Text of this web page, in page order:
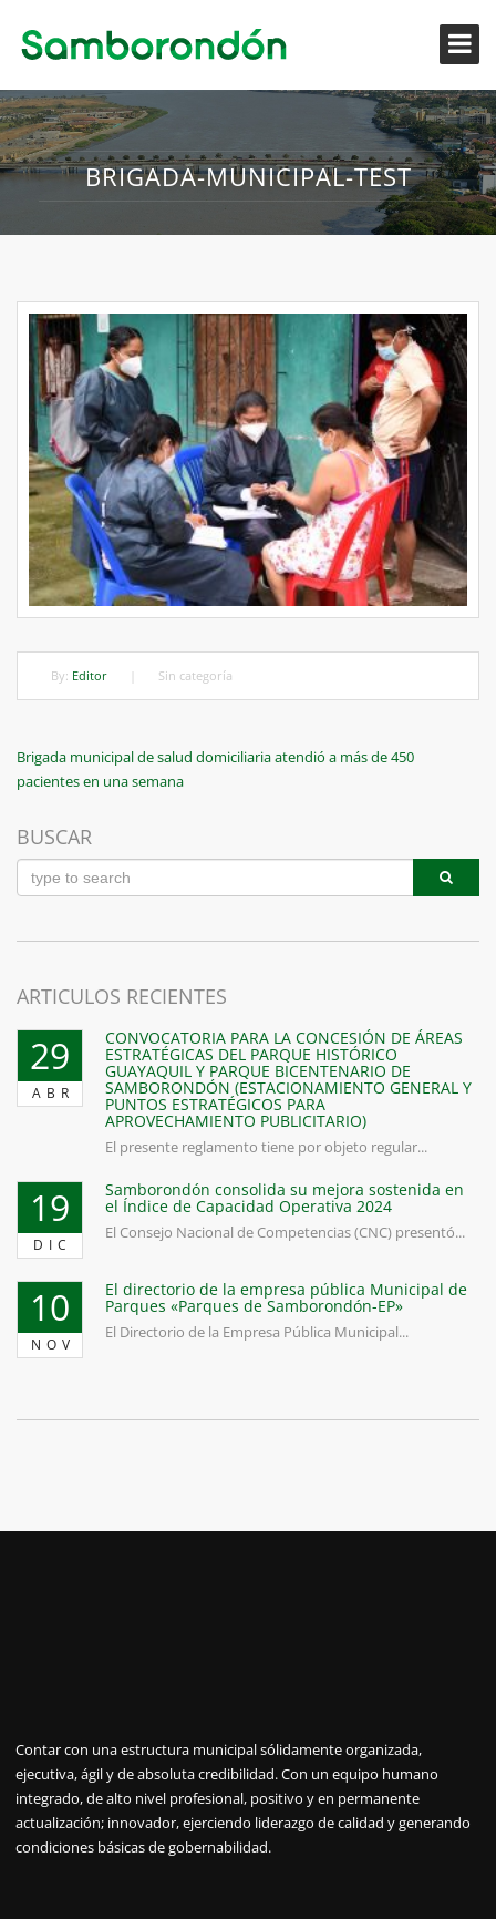
BRIGADA-MUNICIPAL-TEST
By: Editor Sin categoría
Navegación
de
entradas
Previous
Post
Brigada municipal de salud domiciliaria atendió a más de 450
pacientes en una semana
BUSCAR
ARTICULOS RECIENTES
29
ABR
CONVOCATORIA PARA LA CONCESIÓN DE ÁREAS
ESTRATÉGICAS DEL PARQUE HISTÓRICO
GUAYAQUIL Y PARQUE BICENTENARIO DE
SAMBORONDÓN (ESTACIONAMIENTO GENERAL Y
PUNTOS ESTRATÉGICOS PARA
APROVECHAMIENTO PUBLICITARIO)
El presente reglamento tiene por objeto regular...
19
DIC
Samborondón consolida su mejora sostenida en
el Índice de Capacidad Operativa 2024
El Consejo Nacional de Competencias (CNC) presentó...
10
NOV
El directorio de la empresa pública Municipal de
Parques «Parques de Samborondón-EP»
El Directorio de la Empresa Pública Municipal...
Contar con una estructura municipal sólidamente organizada,
ejecutiva, ágil y de absoluta credibilidad. Con un equipo humano
integrado, de alto nivel profesional, positivo y en permanente
actualización; innovador, ejerciendo liderazgo de calidad y generando
condiciones básicas de gobernabilidad.